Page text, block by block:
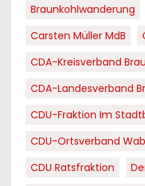
Braunkohlwanderung
Carsten Müller MdB
CDA-Kreisverband
CDA-Landesverband
CDU-Fraktion Im
CDU-Ortsverband
CDU Ratsfraktion